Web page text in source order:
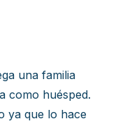
una familia
como huésped.
ya que lo hace